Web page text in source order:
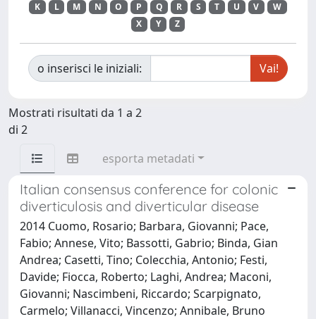
K
L M N O P Q R S T U V
W
X
Y Z
o inserisci le iniziali:
Mostrati risultati da 1 a 2
di 2
esporta metadati
Italian consensus conference for colonic
diverticulosis and diverticular disease
2014 Cuomo, Rosario; Barbara, Giovanni; Pace,
Fabio; Annese, Vito; Bassotti, Gabrio; Binda, Gian
Andrea; Casetti, Tino; Colecchia, Antonio; Festi,
Davide; Fiocca, Roberto; Laghi, Andrea; Maconi,
Giovanni; Nascimbeni, Riccardo; Scarpignato,
Carmelo; Villanacci, Vincenzo; Annibale, Bruno